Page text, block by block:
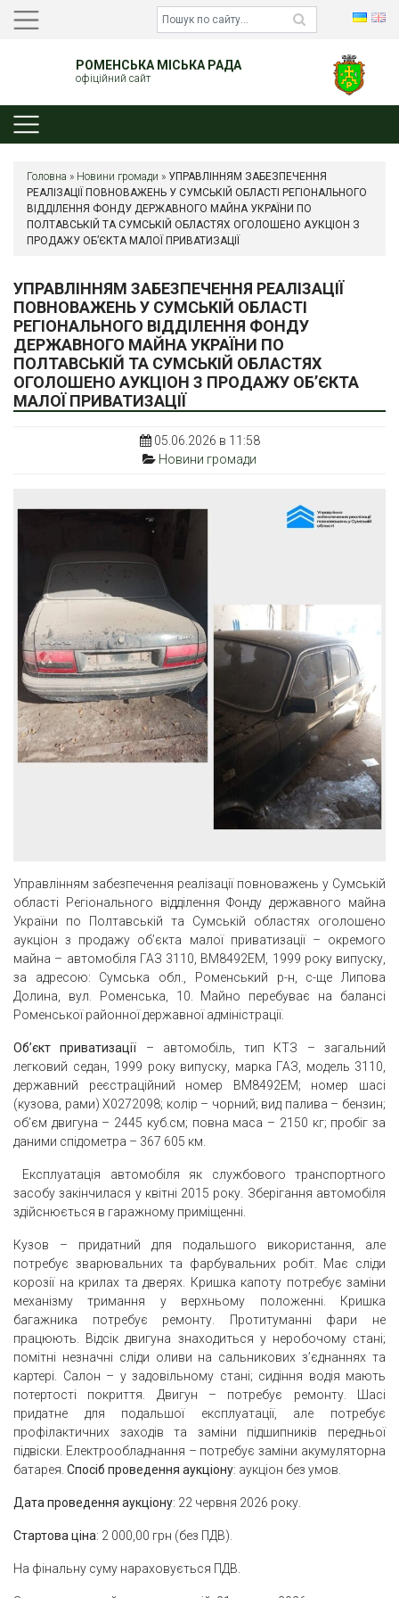
РОМЕНСЬКА МІСЬКА РАДА
офіційний сайт
Головна » Новини громади » УПРАВЛІННЯМ ЗАБЕЗПЕЧЕННЯ
РЕАЛІЗАЦІЇ ПОВНОВАЖЕНЬ У СУМСЬКІЙ ОБЛАСТІ РЕГІОНАЛЬНОГО
ВІДДІЛЕННЯ ФОНДУ ДЕРЖАВНОГО МАЙНА УКРАЇНИ ПО
ПОЛТАВСЬКІЙ ТА СУМСЬКІЙ ОБЛАСТЯХ ОГОЛОШЕНО АУКЦІОН З
ПРОДАЖУ ОБ’ЄКТА МАЛОЇ ПРИВАТИЗАЦІЇ
УПРАВЛІННЯМ ЗАБЕЗПЕЧЕННЯ РЕАЛІЗАЦІЇ
ПОВНОВАЖЕНЬ У СУМСЬКІЙ ОБЛАСТІ
РЕГІОНАЛЬНОГО ВІДДІЛЕННЯ ФОНДУ
ДЕРЖАВНОГО МАЙНА УКРАЇНИ ПО
ПОЛТАВСЬКІЙ ТА СУМСЬКІЙ ОБЛАСТЯХ
ОГОЛОШЕНО АУКЦІОН З ПРОДАЖУ ОБ’ЄКТА
МАЛОЇ ПРИВАТИЗАЦІЇ
05.06.2026 в 11:58
Новини громади
Управлінням забезпечення реалізації повноважень у Сумській
області Регіонального відділення Фонду державного майна
України по Полтавській та Сумській областях оголошено
аукціон з продажу об’єкта малої приватизації – окремого
майна – автомобіля ГАЗ 3110, ВМ8492ЕМ, 1999 року випуску,
за адресою: Сумська обл., Роменський р-н, с-ще Липова
Долина, вул. Роменська, 10. Майно перебуває на балансі
Роменської районної державної адміністрації.
Об’єкт приватизації – автомобіль, тип КТЗ – загальний
легковий седан, 1999 року випуску, марка ГАЗ, модель 3110,
державний реєстраційний номер ВМ8492ЕМ; номер шасі
(кузова, рами) Х0272098; колір – чорний; вид палива – бензин;
об’єм двигуна – 2445 куб.см; повна маса – 2150 кг; пробіг за
даними спідометра – 367 605 км.
Експлуатація автомобіля як службового транспортного
засобу закінчилася у квітні 2015 року. Зберігання автомобіля
здійснюється в гаражному приміщенні.
Кузов – придатний для подальшого використання, але
потребує зварювальних та фарбувальних робіт. Має сліди
корозії на крилах та дверях. Кришка капоту потребує заміни
механізму тримання у верхньому положенні. Кришка
багажника потребує ремонту. Протитуманні фари не
працюють. Відсік двигуна знаходиться у неробочому стані;
помітні незначні сліди оливи на сальникових з’єднаннях та
картері. Салон – у задовільному стані; сидіння водія мають
потертості покриття. Двигун – потребує ремонту. Шасі
придатне для подальшої експлуатації, але потребує
профілактичних заходів та заміни підшипників передньої
підвіски. Електрообладнання – потребує заміни акумуляторна
батарея. Спосіб проведення аукціону: аукціон без умов.
Дата проведення аукціону: 22 червня 2026 року.
Стартова ціна: 2 000,00 грн (без ПДВ).
На фінальну суму нараховується ПДВ.